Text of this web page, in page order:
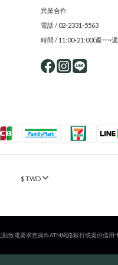
異業合作
電話 / 02-2331-5563
時間 / 11:00-21:00(週一~
$TWD
致電要求您操作ATM網路銀行或提供信用